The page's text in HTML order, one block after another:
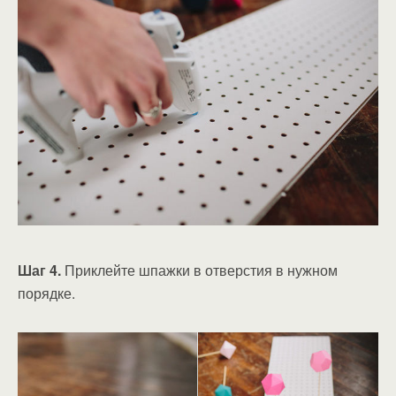
Шаг 4. Приклейте шпажки в отверстия в нужном
порядке.